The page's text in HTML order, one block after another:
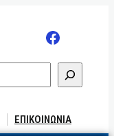
ΕΠΙΚΟΙΝΩΝΙΑ